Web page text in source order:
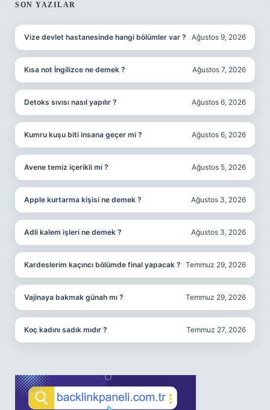
SIDEBAR
SON YAZILAR
Vize devlet hastanesinde hangi bölümler var ? Ağustos 9, 2026
Kısa not İngilizce ne demek ? Ağustos 7, 2026
Detoks sıvısı nasıl yapılır ? Ağustos 6, 2026
Kumru kuşu biti insana geçer mi ? Ağustos 6, 2026
Avene temiz içerikli mi ? Ağustos 5, 2026
Apple kurtarma kişisi ne demek ? Ağustos 3, 2026
Adli kalem işleri ne demek ? Ağustos 3, 2026
Kardeslerim kaçıncı bölümde final yapacak ? Temmuz 29, 2026
Vajinaya bakmak günah mı ? Temmuz 29, 2026
Koç kadını sadık mıdır ? Temmuz 27, 2026